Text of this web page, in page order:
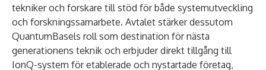
tekniker och forskare till stöd för både systemutveckling
och forskningssamarbete. Avtalet stärker dessutom
QuantumBasels roll som destination för nästa
generationens teknik och erbjuder direkt tillgång till
IonQ-system för etablerade och nystartade företag,